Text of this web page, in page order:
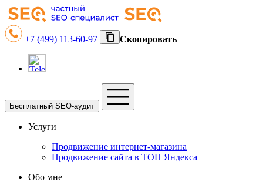
+7 (499) 113-60-97 Скопировать
Бесплатный SEO-аудит
Услуги
Продвижение интернет-магазина
Продвижение сайта в ТОП Яндекса
Обо мне